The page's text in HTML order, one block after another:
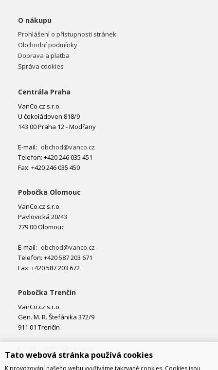
O nákupu
Prohlášení o přístupnosti stránek
Obchodní podmínky
Doprava a platba
Správa cookies
Centrála Praha
VanCo.cz s.r.o.
U čokoládoven 818/9
143 00 Praha 12 - Modřany
E-mail: obchod@vanco.cz
Telefon: +420 246 035 451
Fax: +420 246 035 450
Pobočka Olomouc
VanCo.cz s.r.o.
Pavlovická 20/43
779 00 Olomouc
E-mail: obchod@vanco.cz
Telefon: +420 587 203 671
Fax: +420 587 203 672
Pobočka Trenčín
VanCo.cz s.r.o.
Gen. M. R. Štefánika 372/9
911 01 Trenčín
Telefon: +421 32 877 74 02
Tato webová stránka používá cookies
K provozování našeho webu využíváme takzvané cookies. Cookies jsou